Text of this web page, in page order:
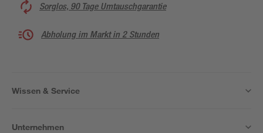
Sorglos, 90 Tage Umtauschgarantie
Abholung im Markt in 2 Stunden
Wissen & Service
Unternehmen